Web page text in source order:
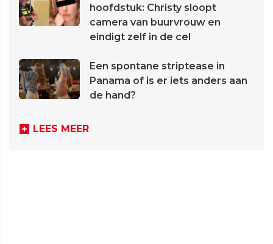
hoofdstuk: Christy sloopt
camera van buurvrouw en
eindigt zelf in de cel
Een spontane striptease in
Panama of is er iets anders aan
de hand?
LEES MEER